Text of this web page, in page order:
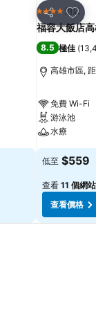
分享
放到
4 星級 酒店
福容大飯店
8.5 極佳 (
高雄市區,
免費 Wi-Fi
游泳池
水療
低至 $559
查看 11 個網站
查看價格